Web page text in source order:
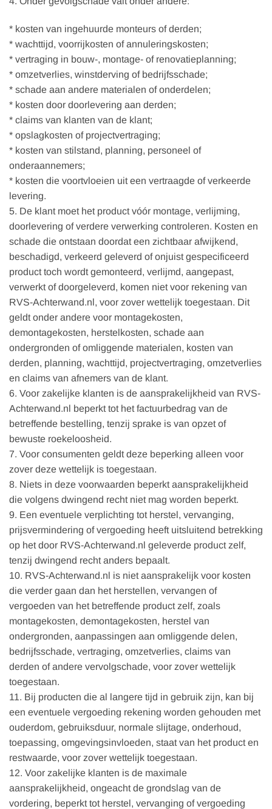
* kosten van ingehuurde monteurs of derden;
* wachttijd, voorrijkosten of annuleringskosten;
* vertraging in bouw-, montage- of renovatieplanning;
* omzetverlies, winstderving of bedrijfsschade;
* schade aan andere materialen of onderdelen;
* kosten door doorlevering aan derden;
* claims van klanten van de klant;
* opslagkosten of projectvertraging;
* kosten van stilstand, planning, personeel of
onderaannemers;
* kosten die voortvloeien uit een vertraagde of verkeerde
levering.
5. De klant moet het product vóór montage, verlijming,
doorlevering of verdere verwerking controleren. Kosten en
schade die ontstaan doordat een zichtbaar afwijkend,
beschadigd, verkeerd geleverd of onjuist gespecificeerd
product toch wordt gemonteerd, verlijmd, aangepast,
verwerkt of doorgeleverd, komen niet voor rekening van
RVS-Achterwand.nl, voor zover wettelijk toegestaan. Dit
geldt onder andere voor montagekosten,
demontagekosten, herstelkosten, schade aan
ondergronden of omliggende materialen, kosten van
derden, planning, wachttijd, projectvertraging, omzetverlies
en claims van afnemers van de klant.
6. Voor zakelijke klanten is de aansprakelijkheid van RVS-
Achterwand.nl beperkt tot het factuurbedrag van de
betreffende bestelling, tenzij sprake is van opzet of
bewuste roekeloosheid.
7. Voor consumenten geldt deze beperking alleen voor
zover deze wettelijk is toegestaan.
8. Niets in deze voorwaarden beperkt aansprakelijkheid
die volgens dwingend recht niet mag worden beperkt.
9. Een eventuele verplichting tot herstel, vervanging,
prijsvermindering of vergoeding heeft uitsluitend betrekking
op het door RVS-Achterwand.nl geleverde product zelf,
tenzij dwingend recht anders bepaalt.
10. RVS-Achterwand.nl is niet aansprakelijk voor kosten
die verder gaan dan het herstellen, vervangen of
vergoeden van het betreffende product zelf, zoals
montagekosten, demontagekosten, herstel van
ondergronden, aanpassingen aan omliggende delen,
bedrijfsschade, vertraging, omzetverlies, claims van
derden of andere vervolgschade, voor zover wettelijk
toegestaan.
11. Bij producten die al langere tijd in gebruik zijn, kan bij
een eventuele vergoeding rekening worden gehouden met
ouderdom, gebruiksduur, normale slijtage, onderhoud,
toepassing, omgevingsinvloeden, staat van het product en
restwaarde, voor zover wettelijk toegestaan.
12. Voor zakelijke klanten is de maximale
aansprakelijkheid, ongeacht de grondslag van de
vordering, beperkt tot herstel, vervanging of vergoeding